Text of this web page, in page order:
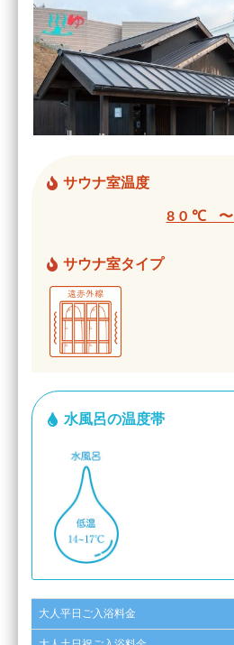
サウナ室温度
80℃ 〜
サウナ室タイプ
水風呂の温度帯
大人平日ご入浴料金